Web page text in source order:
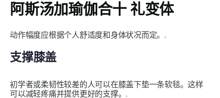
阿斯汤加瑜伽合十 礼变体
动作幅度应根据个人舒适度和身体状况而定。.
支撑膝盖
初学者或柔韧性较差的人可以在膝盖下垫一条软毯。这样
可以减轻疼痛并提供更好的支撑。.